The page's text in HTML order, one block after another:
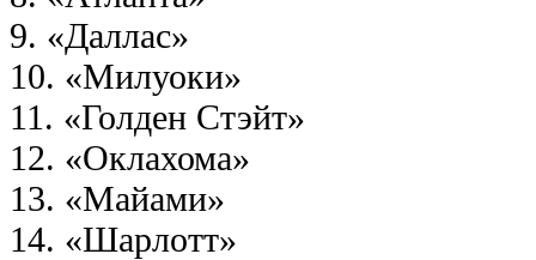
9. «Даллас»
10. «Милуоки»
11. «Голден Стэйт»
12. «Оклахома»
13. «Майами»
14. «Шарлотт»